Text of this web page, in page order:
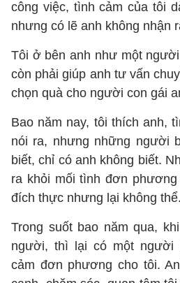
công việc, tình cảm của tôi
nhưng có lẽ anh không nhận
Tôi ở bên anh như một
còn phải giúp anh tư vấn
chọn quà cho người con gái
Bao năm nay, tôi thích anh,
nói ra, nhưng những người
biết, chỉ có anh không biết.
ra khỏi mối tình đơn
đích thực nhưng lại không thể.
Trong suốt bao năm qua,
người, thì lại có một người
cảm đơn phương cho tôi.